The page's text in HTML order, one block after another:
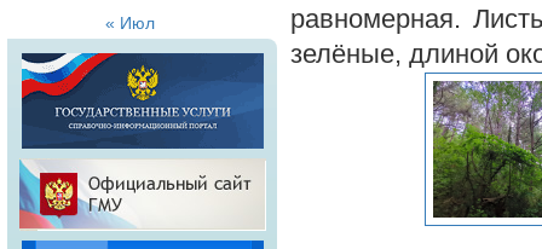
равномерная.
зелёные, длиной
« Июл